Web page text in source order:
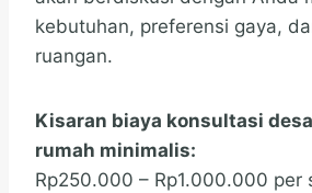
kebutuhan, preferensi gaya,
ruangan.
Kisaran biaya konsultasi
rumah minimalis:
Rp250.000 – Rp1.000.000 per